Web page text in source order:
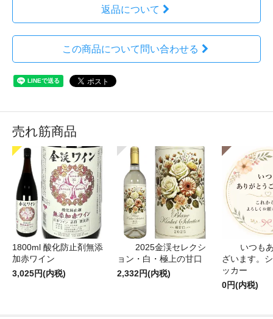
返品について
この商品について問い合わせる
売れ筋商品
1800ml 酸化防止剤無添
加赤ワイン
3,025円(内税)
2025金渓セレクシ
ョン・白・極上の甘口
2,332円(内税)
いつも
ざいます。
ッカー
0円(内税)